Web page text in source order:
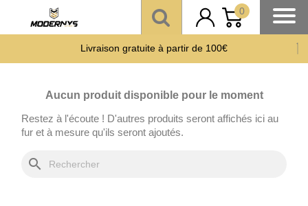
0
Livraison gratuite à partir de 100€
Aucun produit disponible pour le moment
Restez à l'écoute ! D'autres produits seront affichés ici au
fur et à mesure qu'ils seront ajoutés.
search